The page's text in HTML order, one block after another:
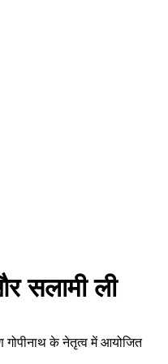
सलामी ली
गोपीनाथ के नेतृत्व में आयोजित